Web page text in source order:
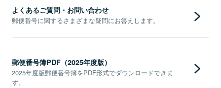
よくあるご質問・お問い合わせ
郵便番号に関するさまざまな疑問にお答えします。
郵便番号簿PDF（2025年度版）
2025年度版郵便番号簿をPDF形式でダウンロードできま
す。